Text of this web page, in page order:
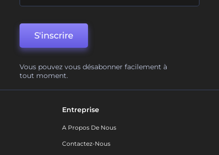
S'inscrire
Vous pouvez vous désabonner facilement à
tout moment.
Entreprise
A Propos De Nous
Contactez-Nous